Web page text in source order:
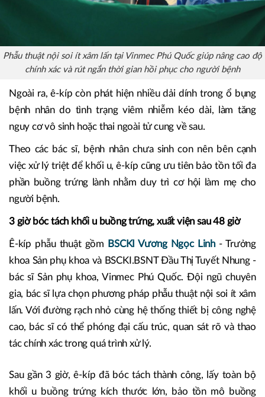
Phẫu thuật nội soi ít xâm lấn tại Vinmec Phú Quốc giúp nâng cao độ
chính xác và rút ngắn thời gian hồi phục cho người bệnh
Ngoài ra, ê-kíp còn phát hiện nhiều dải dính trong ổ bụng
bệnh nhân do tình trạng viêm nhiễm kéo dài, làm tăng
nguy cơ vô sinh hoặc thai ngoài tử cung về sau.
Theo các bác sĩ, bệnh nhân chưa sinh con nên bên cạnh
việc xử lý triệt để khối u, ê-kíp cũng ưu tiên bảo tồn tối đa
phần buồng trứng lành nhằm duy trì cơ hội làm mẹ cho
người bệnh.
3 giờ bóc tách khối u buồng trứng, xuất viện sau 48 giờ
Ê-kíp phẫu thuật gồm BSCKI Vương Ngọc Linh - Trưởng
khoa Sản phụ khoa và BSCKI.BSNT Đầu Thị Tuyết Nhung -
bác sĩ Sản phụ khoa, Vinmec Phú Quốc. Đội ngũ chuyên
gia, bác sĩ lựa chọn phương pháp phẫu thuật nội soi ít xâm
lấn. Với đường rạch nhỏ cùng hệ thống thiết bị công nghệ
cao, bác sĩ có thể phóng đại cấu trúc, quan sát rõ và thao
tác chính xác trong quá trình xử lý.
Sau gần 3 giờ, ê-kíp đã bóc tách thành công, lấy toàn bộ
khối u buồng trứng kích thước lớn, bảo tồn mô buồng